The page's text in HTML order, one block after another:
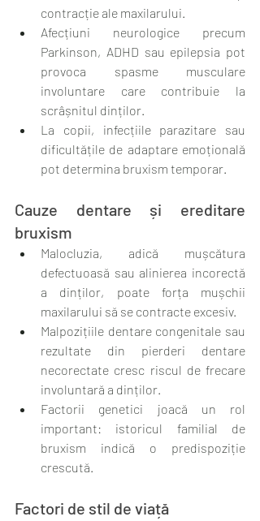
contracție ale maxilarului.
Afecțiuni neurologice precum
Parkinson, ADHD sau epilepsia pot
provoca spasme musculare
involuntare care contribuie la
scrâșnitul dinților.
La copii, infecțiile parazitare sau
dificultățile de adaptare emoțională
pot determina bruxism temporar.
Cauze dentare și ereditare
bruxism
Malocluzia, adică mușcătura
defectuoasă sau alinierea incorectă
a dinților, poate forța mușchii
maxilarului să se contracte excesiv.
Malpozițiile dentare congenitale sau
rezultate din pierderi dentare
necorectate cresc riscul de frecare
involuntară a dinților.
Factorii genetici joacă un rol
important: istoricul familial de
bruxism indică o predispoziție
crescută.
Factori de stil de viață